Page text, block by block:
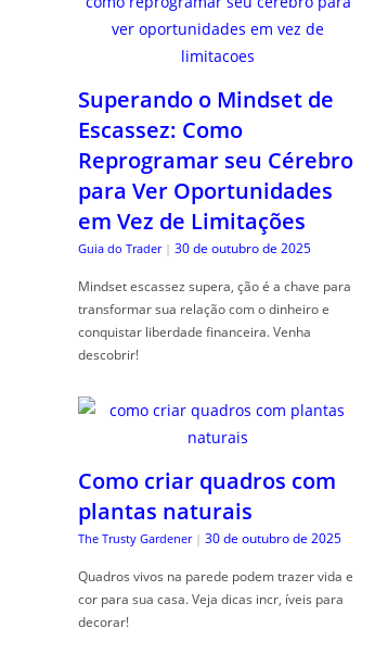
Superando o Mindset de
Escassez: Como
Reprogramar seu Cérebro
para Ver Oportunidades
em Vez de Limitações
Guia do Trader | 30 de outubro de 2025
Mindset escassez supera, ção é a chave para
transformar sua relação com o dinheiro e
conquistar liberdade financeira. Venha
descobrir!
Como criar quadros com
plantas naturais
The Trusty Gardener | 30 de outubro de 2025
Quadros vivos na parede podem trazer vida e
cor para sua casa. Veja dicas incr, íveis para
decorar!